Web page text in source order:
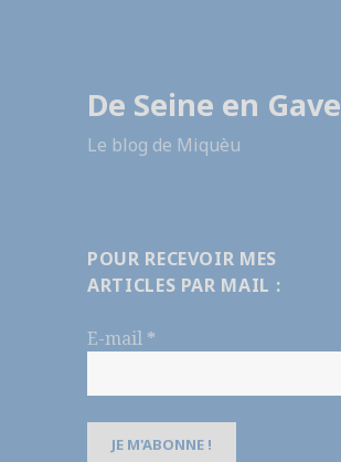
De Seine en Gave
Le blog de Miquèu
POUR RECEVOIR MES
ARTICLES PAR MAIL :
E-mail *